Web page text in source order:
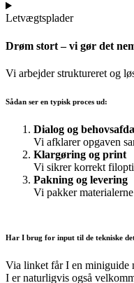
Letvægtsplader
Drøm stort – vi gør det
Vi arbejder struktureret og
Sådan ser en typisk proces ud:
Dialog og
Vi afklarer opgaven
Klargøring og print
Vi sikrer korrekt
Pakning og levering
Vi pakker
Har I brug for input til de tekniske
Via linket får I en miniguide
I er naturligvis også